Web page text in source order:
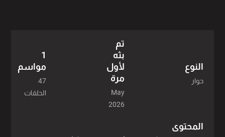
النوع
حوار
تم
بثه
لأول
مرة
May
2026
1
مواسم
47
الحلقات
المحتوى